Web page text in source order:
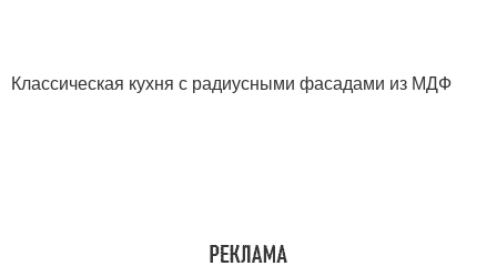
Классическая кухня с радиусными фасадами из МДФ